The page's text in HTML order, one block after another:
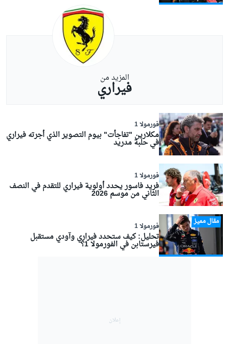
المزيد من
فيراري
فورمولا 1
مكلارين "تفاجأت" بيوم التصوير الذي أجرته فيراري
في حلبة مدريد
فورمولا 1
فريد فاسور يحدد أولوية فيراري للتقدم في النصف
الثاني من موسم 2026
مقال مميز فورمولا 1
تحليل: كيف ستحدد فيراري وآودي مستقبل
فيرستابن في الفورمولا 1؟